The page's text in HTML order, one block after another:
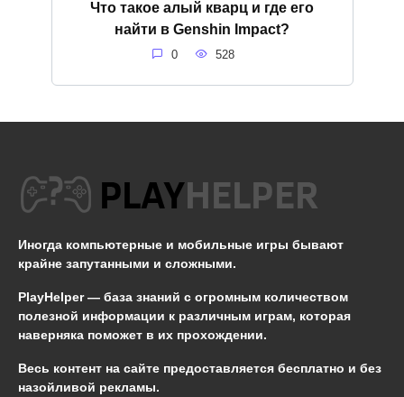
Что такое алый кварц и где его
найти в Genshin Impact?
0 528
Иногда компьютерные и мобильные игры бывают
крайне запутанными и сложными.
PlayHelper — база знаний с огромным количеством
полезной информации к различным играм, которая
наверняка поможет в их прохождении.
Весь контент на сайте предоставляется бесплатно и без
назойливой рекламы.